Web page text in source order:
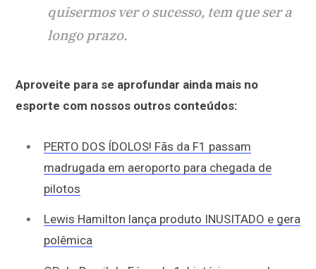
quisermos ver o sucesso, tem que ser a
longo prazo.
Aproveite para se aprofundar ainda mais no
esporte com nossos outros conteúdos:
PERTO DOS ÍDOLOS! Fãs da F1 passam
madrugada em aeroporto para chegada de
pilotos
Lewis Hamilton lança produto INUSITADO e gera
polêmica